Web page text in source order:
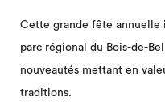
Cette grande fête annuelle
parc régional du Bois-de-
nouveautés mettant en
traditions.